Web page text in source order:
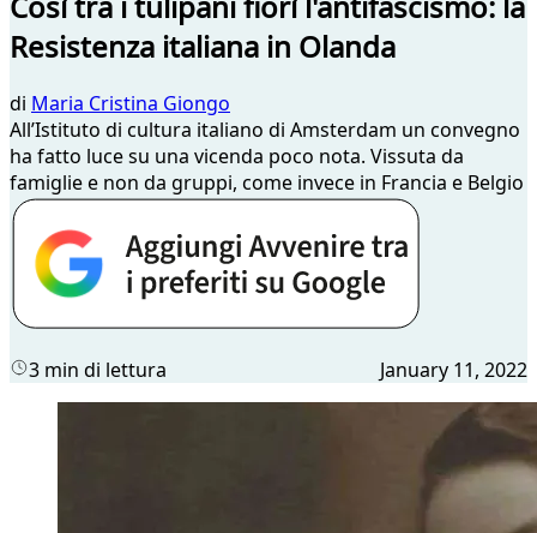
Resistenza italiana in Olanda
di Maria Cristina Giongo
All’Istituto di cultura italiano di Amsterdam un convegno
ha fatto luce su una vicenda poco nota. Vissuta da
famiglie e non da gruppi, come invece in Francia e Belgio
3 min di lettura January 11, 2022